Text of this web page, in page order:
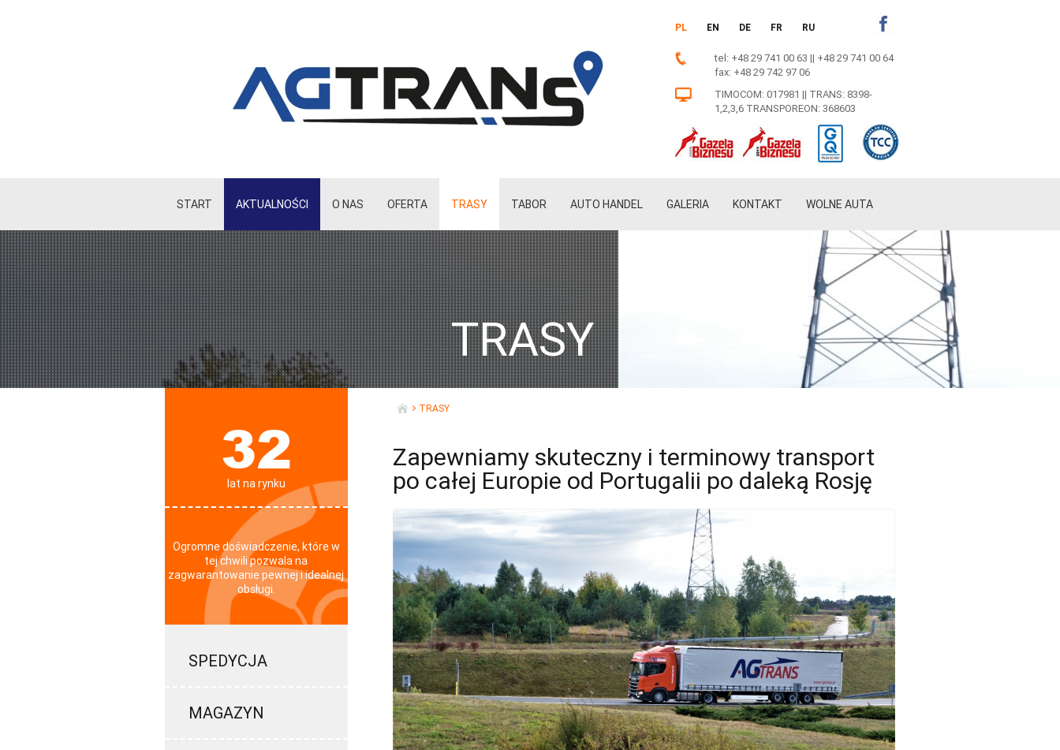
PL EN DE FR RU
tel: +48 29 741 00 63 || +48 29 741 00 64
fax: +48 29 742 97 06
TIMOCOM: 017981 || TRANS: 8398-
1,2,3,6 TRANSPOREON: 368603
START AKTUALNOŚCI O NAS OFERTA TRASY TABOR AUTO HANDEL GALERIA KONTAKT WOLNE AUTA
TRASY
32
lat na rynku
Ogromne doświadczenie, które w
tej chwili pozwala na
zagwarantowanie pewnej i idealnej
obsługi.
SPEDYCJA
MAGAZYN
TRASY
Zapewniamy skuteczny i terminowy transport
po całej Europie od Portugalii po daleką Rosję